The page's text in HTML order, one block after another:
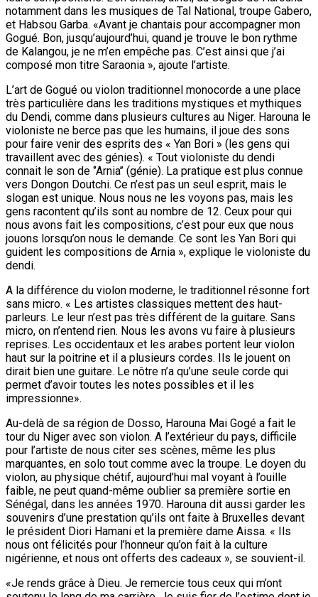
notamment dans les musiques de Tal National, troupe Gabero,
et Habsou Garba. «Avant je chantais pour accompagner mon
Gogué. Bon, jusqu’aujourd’hui, quand je trouve le bon rythme
de Kalangou, je ne m’en empêche pas. C’est ainsi que j’ai
composé mon titre Saraonia », ajoute l’artiste.
L’art de Gogué ou violon traditionnel monocorde a une place
très particulière dans les traditions mystiques et mythiques
du Dendi, comme dans plusieurs cultures au Niger. Harouna le
violoniste ne berce pas que les humains, il joue des sons
pour faire venir des esprits des « Yan Bori » (les gens qui
travaillent avec des génies). « Tout violoniste du dendi
connait le son de ‘’Arnia’’ (génie). La pratique est plus connue
vers Dongon Doutchi. Ce n’est pas un seul esprit, mais le
slogan est unique. Nous nous ne les voyons pas, mais les
gens racontent qu’ils sont au nombre de 12. Ceux pour qui
nous avons fait les compositions, c’est pour eux que nous
jouons lorsqu’on nous le demande. Ce sont les Yan Bori qui
guident les compositions de Arnia », explique le violoniste du
dendi.
A la différence du violon moderne, le traditionnel résonne fort
sans micro. « Les artistes classiques mettent des haut-
parleurs. Le leur n’est pas très différent de la guitare. Sans
micro, on n’entend rien. Nous les avons vu faire à plusieurs
reprises. Les occidentaux et les arabes portent leur violon
haut sur la poitrine et il a plusieurs cordes. Ils le jouent on
dirait bien une guitare. Le nôtre n’a qu’une seule corde qui
permet d’avoir toutes les notes possibles et il les
impressionne».
Au-delà de sa région de Dosso, Harouna Mai Gogé a fait le
tour du Niger avec son violon. A l’extérieur du pays, difficile
pour l’artiste de nous citer ses scènes, même les plus
marquantes, en solo tout comme avec la troupe. Le doyen du
violon, au physique chétif, aujourd’hui mal voyant à l’ouille
faible, ne peut quand-même oublier sa première sortie en
Sénégal, dans les années 1970. Harouna dit aussi garder les
souvenirs d’une prestation qu’ils ont faite à Bruxelles devant
le président Diori Hamani et la première dame Aissa. « Ils
nous ont félicités pour l’honneur qu’on fait à la culture
nigérienne, et nous ont offerts des cadeaux », se souvient-il.
«Je rends grâce à Dieu. Je remercie tous ceux qui m’ont